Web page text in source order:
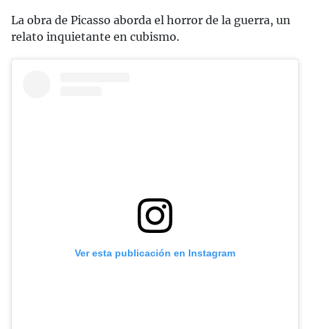
La obra de Picasso aborda el horror de la guerra, un
relato inquietante en cubismo.
Ver esta publicación en Instagram